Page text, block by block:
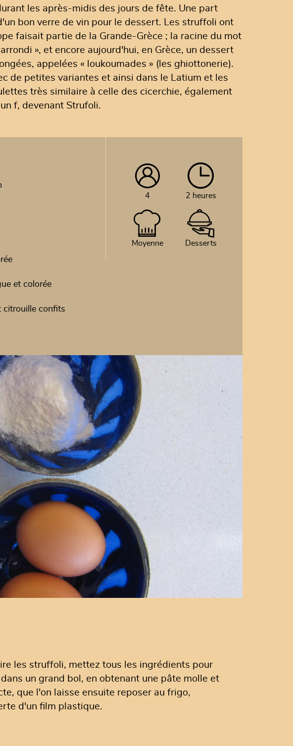
les après-midis des jours de fête. Une part
bon verre de vin pour le dessert. Les struffoli ont
faisait partie de la Grande-Grèce ; la racine du mot
», et encore aujourd'hui, en Grèce, un dessert
appelées « loukoumades » (les ghiottonerie).
de petites variantes et ainsi dans le Latium et les
très similaire à celle des cicerchie, également
f, devenant Strufoli.
et colorée
citrouille confits
4 2 heures
Moyenne Desserts
les struffoli, mettez tous les ingrédients pour
dans un grand bol, en obtenant une pâte molle et
que l'on laisse ensuite reposer au frigo,
d'un film plastique.